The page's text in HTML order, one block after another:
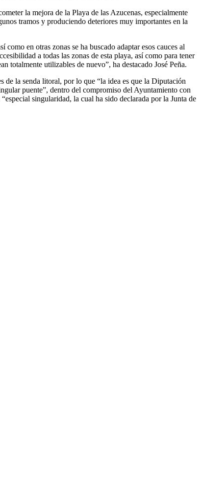
la mejora de la Playa de las Azucenas, especialmente
tramos y produciendo deteriores muy importantes en la
en otras zonas se ha buscado adaptar esos cauces al
a todas las zonas de esta playa, así como para tener
totalmente utilizables de nuevo”, ha destacado José Peña.
de la senda litoral, por lo que “la idea es que la Diputación
puente”, dentro del compromiso del Ayuntamiento con
singularidad, la cual ha sido declarada por la Junta de